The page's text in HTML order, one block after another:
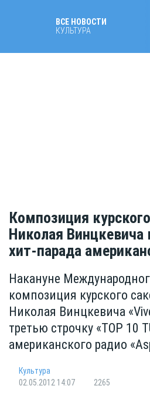
ВСЕ НОВОСТИ
КУЛЬТУРА
Композиция
Николая Винцкевича
хит-парада
Накануне
композиция курского
Николая Винцкевича
третью строчку «TOP 10
американского радио
Культура
02.05.2012 14:07
2265